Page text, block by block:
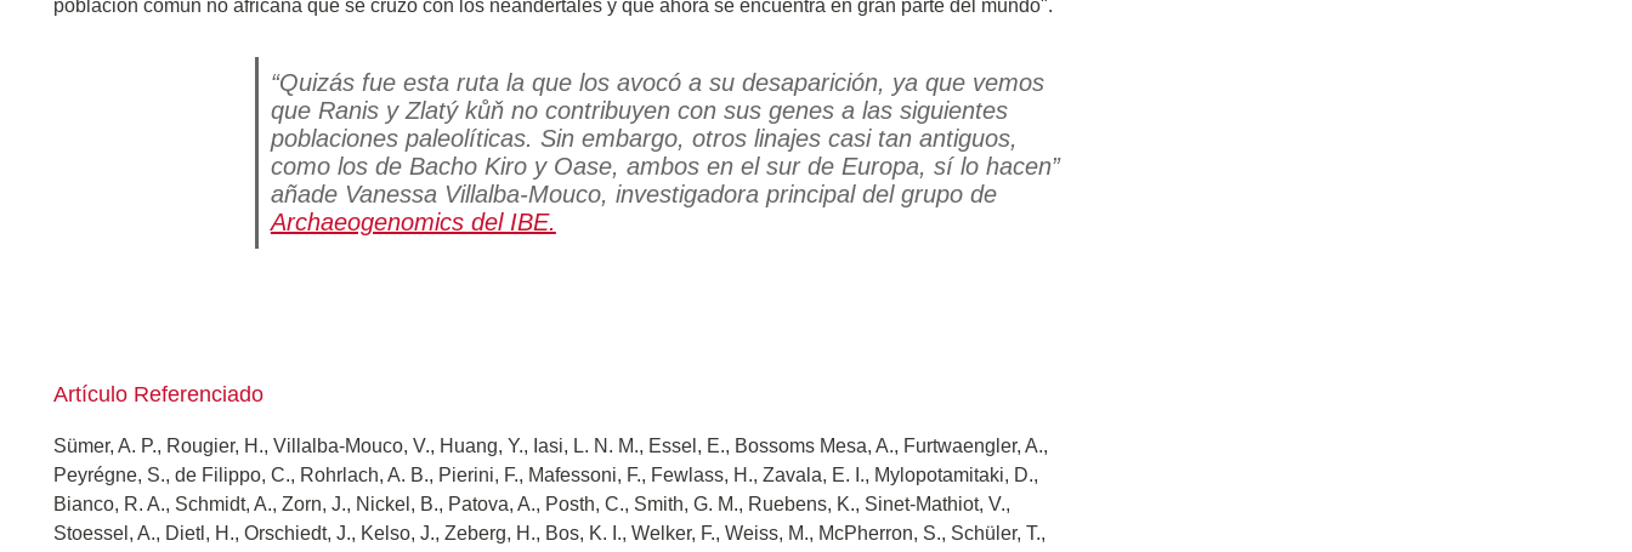
población común no africana que se cruzó con los neandertales y que ahora se encuentra en gran parte del mundo".
“Quizás fue esta ruta la que los avocó a su desaparición, ya que vemos
que Ranis y Zlatý kůň no contribuyen con sus genes a las siguientes
poblaciones paleolíticas. Sin embargo, otros linajes casi tan antiguos,
como los de Bacho Kiro y Oase, ambos en el sur de Europa, sí lo hacen”
añade Vanessa Villalba-Mouco, investigadora principal del grupo de
Archaeogenomics del IBE.
Artículo Referenciado
Sümer, A. P., Rougier, H., Villalba-Mouco, V., Huang, Y., Iasi, L. N. M., Essel, E., Bossoms Mesa, A., Furtwaengler, A.,
Peyrégne, S., de Filippo, C., Rohrlach, A. B., Pierini, F., Mafessoni, F., Fewlass, H., Zavala, E. I., Mylopotamitaki, D.,
Bianco, R. A., Schmidt, A., Zorn, J., Nickel, B., Patova, A., Posth, C., Smith, G. M., Ruebens, K., Sinet-Mathiot, V.,
Stoessel, A., Dietl, H., Orschiedt, J., Kelso, J., Zeberg, H., Bos, K. I., Welker, F., Weiss, M., McPherron, S., Schüler, T.,